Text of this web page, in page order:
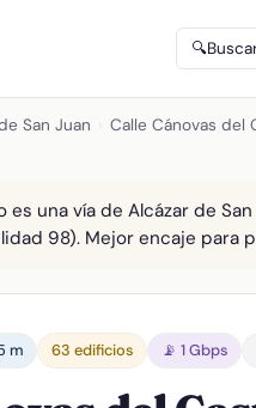
🔍
San Juan Calle Cánovas del
es una vía de Alcázar de
98). Mejor encaje para
m 63 edificios 📡 1 Gbps